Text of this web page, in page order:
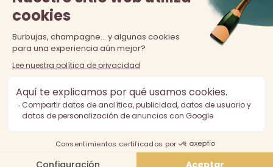
La venta de alcohol está prohibida a los menores de 18 años.
El consumo excesivo de alcohol es perjudicial para la salud,